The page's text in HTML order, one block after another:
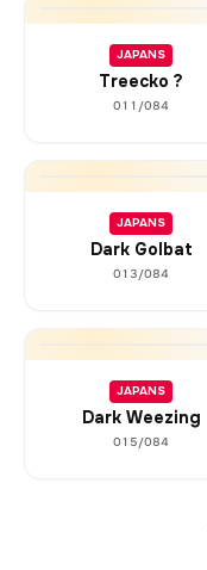
JAPANS
Treecko ?
011/084
JAPANS
Dark Golbat
013/084
JAPANS
Dark Weezing
015/084